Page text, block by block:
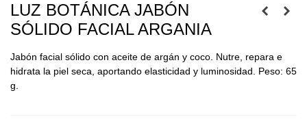
LUZ BOTÁNICA JABÓN
SÓLIDO FACIAL ARGANIA
Jabón facial sólido con aceite de argán y coco. Nutre, repara e
hidrata la piel seca, aportando elasticidad y luminosidad. Peso: 65
g.